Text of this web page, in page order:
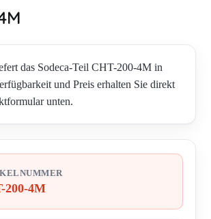
das Sodeca-Teil CHT-200-4M in
und Preis erhalten Sie direkt
unten.
200-4M